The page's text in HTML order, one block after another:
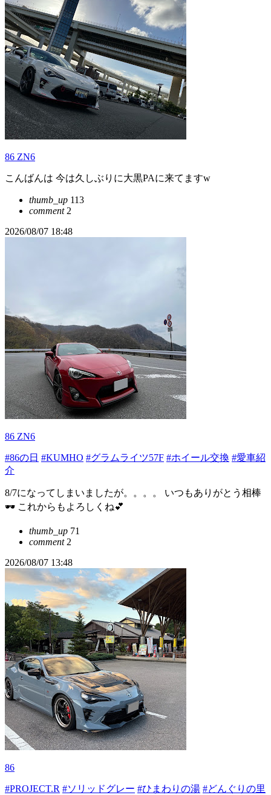
86 ZN6
こんばんは 今は久しぶりに大黒PAに来てますw
thumb_up 113
comment2
2026/08/07 18:48
86 ZN6
#86の日 #KUMHO #グラムライツ57F #ホイール交換 #愛車紹
介
8/7になってしまいましたが。。。。 いつもありがとう相棒
🕶️ これからもよろしくね💕
thumb_up 71
comment2
2026/08/07 13:48
86
#PROJECT.R #ソリッドグレー #ひまわりの湯 #どんぐりの里